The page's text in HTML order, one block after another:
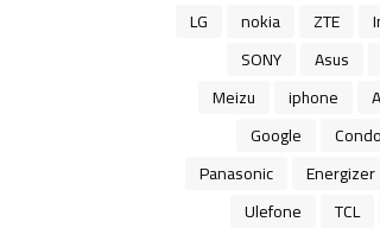
ZTE
nokia
LG
Asus
SONY
iphone
Meizu
Google
Energizer
Panasonic
TCL
Ulefone